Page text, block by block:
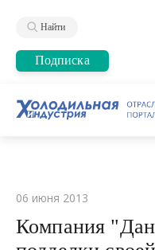
Найти
Подписка
06 июня 2013
Компания